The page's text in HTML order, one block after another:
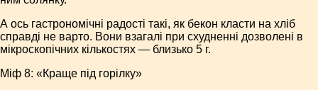
А ось гастрономічні радості такі, як бекон класти на хліб
справді не варто. Вони взагалі при схудненні дозволені в
мікроскопічних кількостях — близько 5 г.
Міф 8: «Краще під горілку»